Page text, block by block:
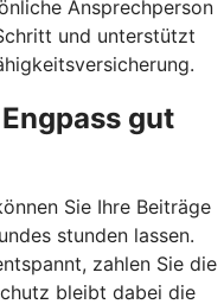
Ansprechperson
und unterstützt
gut
Sie Ihre Beiträge
stunden lassen.
zahlen Sie die
bleibt dabei die